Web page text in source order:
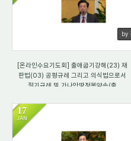
by
[온라인수요기도회] 출애굽기강해(23) 재
판법(03) 공평규례 그리고 의식법으로서
절기규례 및 가나안땅정복약속(출
17
JAN